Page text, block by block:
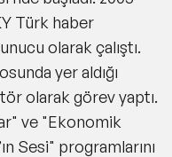
Türk haber
olarak çalıştı.
yer aldığı
olarak görev yaptı.
ve "Ekonomik
Sesi" programlarını